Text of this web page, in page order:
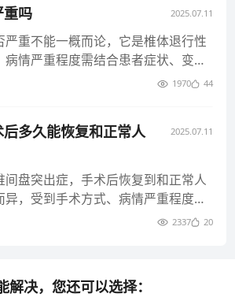
重吗 2025.07.11
严重不能一概而论，它是椎体退行性
情严重程度需结合患者症状、变尖
体差异
1970 44
多久能恢复和正常人
2025.07.11
间盘突出症，手术后恢复到和正常人
，受到手术方式、病情严重程度、
等多种
2337 20
决，您还可以选择：